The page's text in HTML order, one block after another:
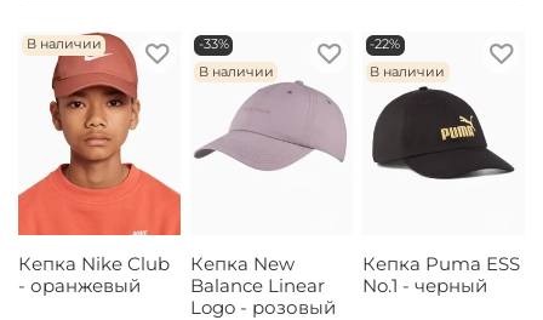
В наличии
Кепка Nike Club
- оранжевый
-33%
В наличии
Кепка New
Balance Linear
Logo - розовый
-22%
В наличии
Кепка Puma ESS
No.1 - черный